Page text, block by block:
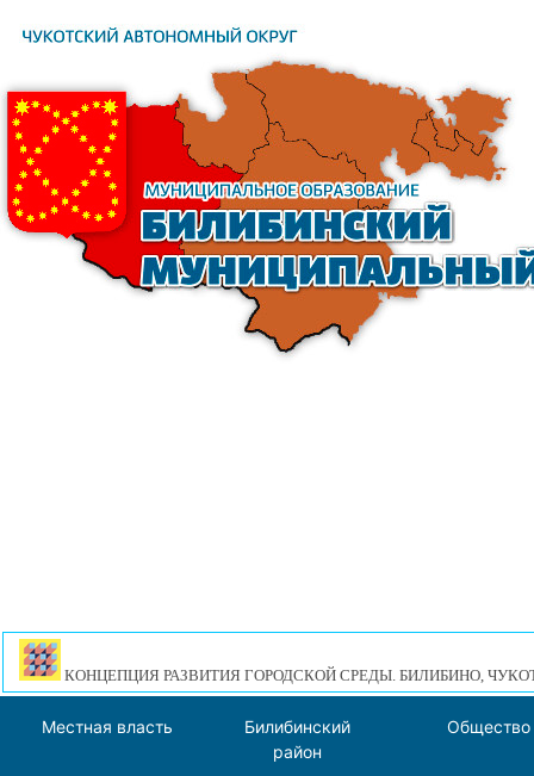
КОНЦЕПЦИЯ РАЗВИТИЯ ГОРОДСКОЙ СРЕДЫ. БИЛИБИНО,
Местная власть
Билибинский
район
Общество